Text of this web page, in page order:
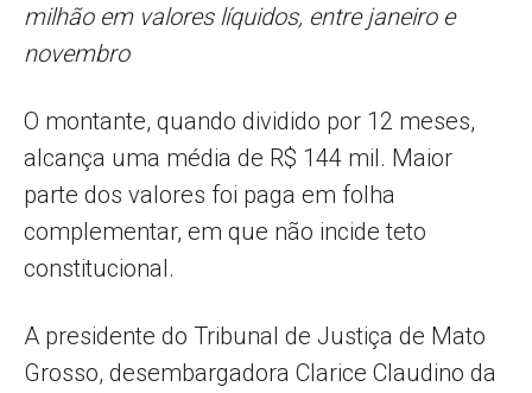
milhão em valores líquidos, entre janeiro e
novembro
O montante, quando dividido por 12 meses,
alcança uma média de R$ 144 mil. Maior
parte dos valores foi paga em folha
complementar, em que não incide teto
constitucional.
A presidente do Tribunal de Justiça de Mato
Grosso, desembargadora Clarice Claudino da